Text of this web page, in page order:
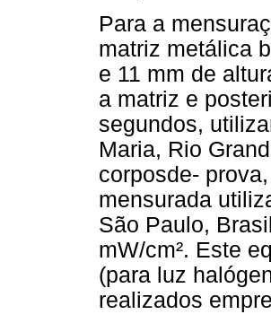
Para a
matriz metálica
e 11 mm de
a matriz e
segundos,
Maria, Rio
corposde-
mensurada
São Paulo,
mW/cm². Este
(para luz
realizados